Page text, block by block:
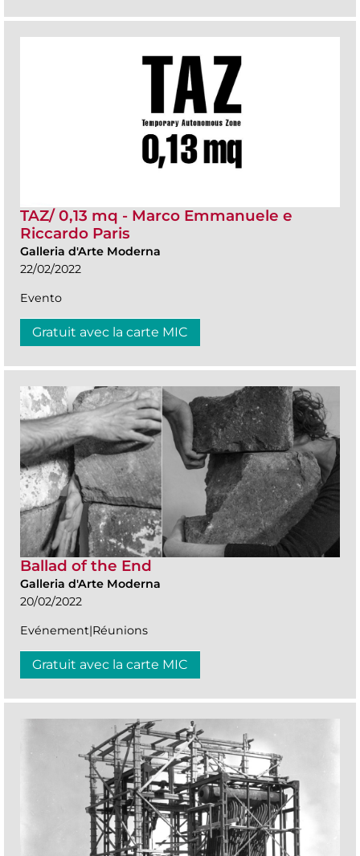
TAZ/ 0,13 mq - Marco Emmanuele e
Riccardo Paris
Galleria d'Arte Moderna
22/02/2022
Evento
Gratuit avec la carte MIC
Ballad of the End
Galleria d'Arte Moderna
20/02/2022
Evénement|Réunions
Gratuit avec la carte MIC